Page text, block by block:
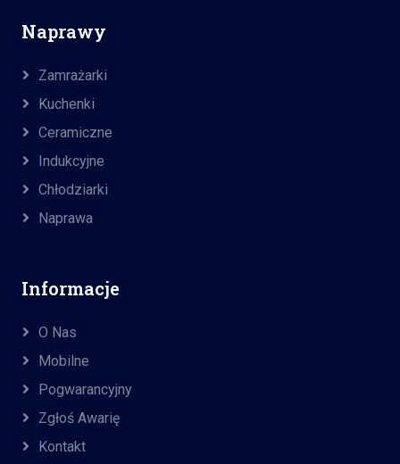
Naprawy
Zamrażarki
Kuchenki
Ceramiczne
Indukcyjne
Chłodziarki
Naprawa
Informacje
O Nas
Mobilne
Pogwarancyjny
Zgłoś Awarię
Kontakt